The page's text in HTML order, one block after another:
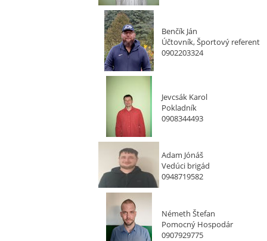
Benčík Ján
Účtovník, Športový referent
0902203324
Jevcsák Karol
Pokladník
0908344493
Adam Jónáš
Vedúci brigád
0948719582
Németh Štefan
Pomocný Hospodár
0907929775